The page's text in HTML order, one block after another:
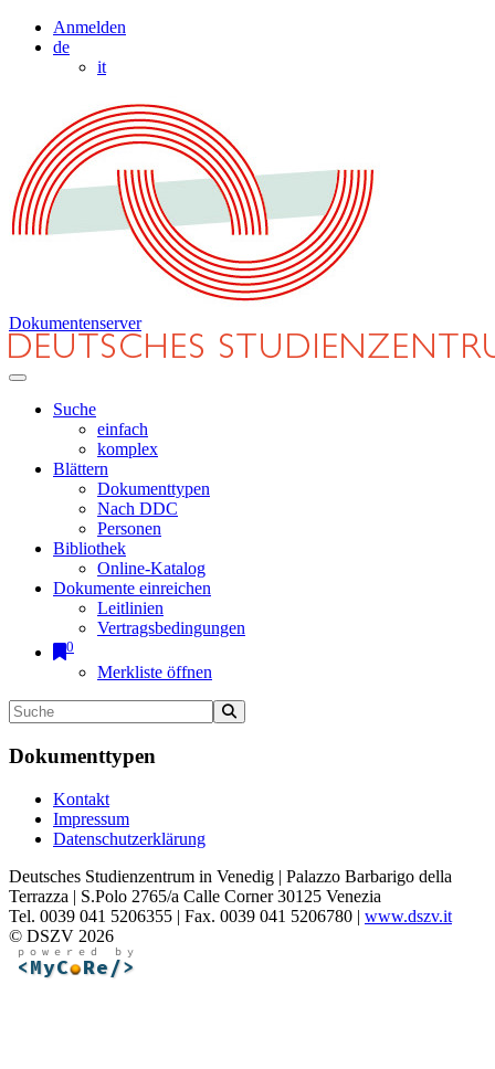
Anmelden
de
it
Dokumentenserver
Suche
einfach
komplex
Blättern
Dokumenttypen
Nach DDC
Personen
Bibliothek
Online-Katalog
Dokumente einreichen
Leitlinien
Vertragsbedingungen
0
Merkliste öffnen
Dokumenttypen
Kontakt
Impressum
Datenschutzerklärung
Deutsches Studienzentrum in Venedig | Palazzo Barbarigo della
Terrazza | S.Polo 2765/a Calle Corner 30125 Venezia
Tel. 0039 041 5206355 | Fax. 0039 041 5206780 | www.dszv.it
© DSZV 2026